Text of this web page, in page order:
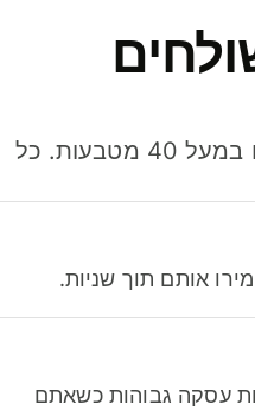
חסכו כסף כשאתo שולחים, מוציאים ומקבלים תשלום במעל 40 מטבעות. כל
אותם תוך שניות.
עסקה גבוהות כשאתם